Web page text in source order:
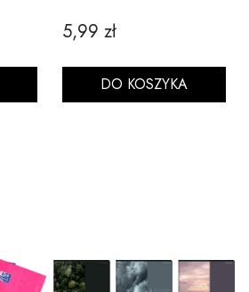
Cena
5,99 zł
DO KOSZYKA